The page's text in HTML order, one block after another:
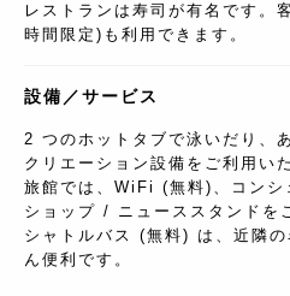
レストランは寿司が有名です。
時間限定)も利用できます。
設備／サービス
2 つのホットタブで泳いだり、
クリエーション設備をご利用い
旅館では、WiFi (無料)、コンシ
ショップ / ニューススタンドを
シャトルバス (無料) は、近隣
ん便利です。